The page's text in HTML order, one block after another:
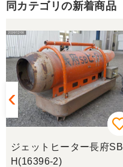
同カテゴリの新着商品
ジェットヒーター長府SB
H(16396-2)